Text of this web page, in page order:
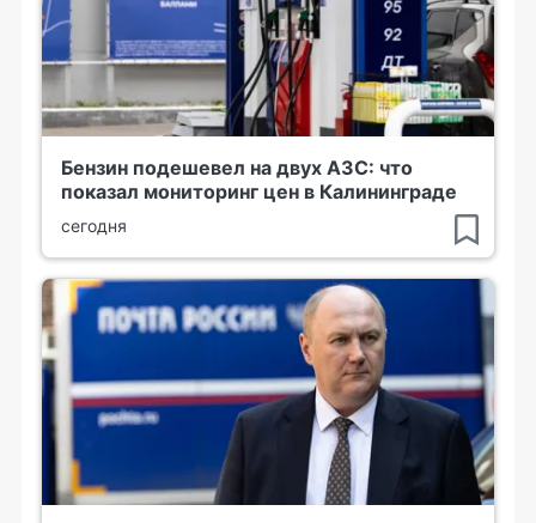
Бензин подешевел на двух АЗС: что
показал мониторинг цен в Калининграде
сегодня